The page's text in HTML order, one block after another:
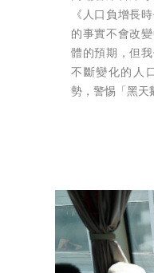
《人口負增長
的事實不會改
體的預期，但
不斷變化的人
勢，警惕「黑天